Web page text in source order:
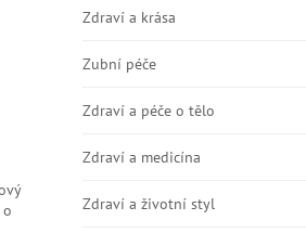
Zdraví a krása
Zubní péče
Zdraví a péče o tělo
Zdraví a medicína
Zdraví a životní styl